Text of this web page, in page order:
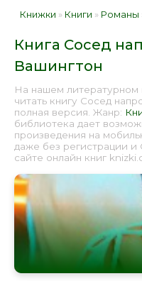
Книжки » Книги » Романы
Книга Сосед
Вашингтон
На нашем литературном
читать книгу Сосед
полная версия. Жанр:
библиотека дает
произведения на
даже без регистрации
сайте онлайн книг